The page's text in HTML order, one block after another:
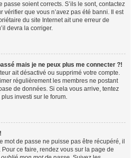
passe soient corrects. S’ils le sont, contactez
vérifier que vous n’avez pas été banni. Il est
du site Internet ait une erreur de
devra la corriger.
mais je ne peux plus me connecter ?!
ait désactivé ou supprimé votre compte.
régulièrement les membres ne postant
de données. Si cela vous arrive, tentez
investi sur le forum.
mot de passe ne puisse pas être récupéré, il
ce faire, rendez vous sur la page de